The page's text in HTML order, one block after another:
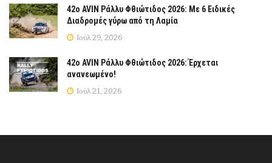
42ο AVIN Ράλλυ Φθιώτιδος 2026: Με 6 Ειδικές
Διαδρομές γύρω από τη Λαμία
Ιούλ 29, 2026
42ο AVIN Ράλλυ Φθιώτιδος 2026: Έρχεται
ανανεωμένο!
Ιούλ 21, 2026